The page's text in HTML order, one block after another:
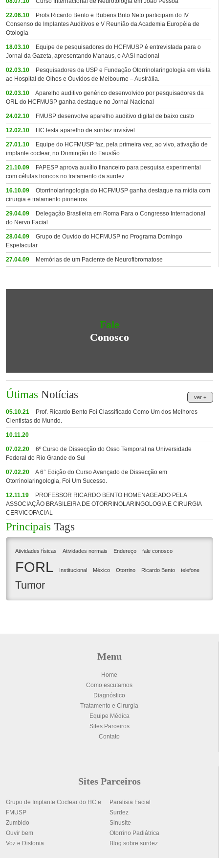
22.06.10
Profs Ricardo Bento e Rubens Brito Neto participam do IV
Consenso de Implantes Auditivos e V Reunião da Academia Européia de
Otologia
18.03.10
Equipe de pesquisadores do HCFMUSP é entrevistada para o
Jornal da Gazeta, apresentando Manaus, o AASI nacional
02.03.10
Pesquisadores da USP e Fundação Otorrinolaringologia em visita
ao Hospital de Olhos e Ouvidos de Melbourne – Austrália.
02.03.10
Aparelho auditivo genérico desenvolvido por pesquisadores da
ORL do HCFMUSP ganha destaque no Jornal Nacional
24.02.10 FMUSP desenvolve aparelho auditivo digital de baixo custo
12.02.10 HC testa aparelho de surdez invisível
27.01.10
Equipe do HCFMUSP faz, pela primeira vez, ao vivo, ativação de
implante coclear, no Domingão do Faustão
21.10.09
FAPESP aprova auxílio financeiro para pesquisa experimental
com células troncos no tratamento da surdez
16.10.09
Otorrinolaringologia do HCFMUSP ganha destaque na mídia com
cirurgia e tratamento pioneiros.
29.04.09
Delegação Brasileira em Roma Para o Congresso Internacional
do Nervo Facial
28.04.09
Grupo de Ouvido do HCFMUSP no Programa Domingo
Espetacular
27.04.09 Memórias de um Paciente de Neurofibromatose
Fale
Conosco
ver +
Útimas Notícias
05.10.21
Prof. Ricardo Bento Foi Classificado Como Um dos Melhores
Cientistas do Mundo.
10.11.20
07.02.20
6º Curso de Dissecção do Osso Temporal na Universidade
Federal do Rio Grande do Sul
07.02.20
A 6° Edição do Curso Avançado de Dissecção em
Otorrinolaringologia, Foi Um Sucesso.
12.11.19
PROFESSOR RICARDO BENTO HOMENAGEADO PELA
ASSOCIAÇÃO BRASILEIRA DE OTORRINOLARINGOLOGIA E CIRURGIA
CERVICOFACIAL
Principais Tags
Atividades físicas Atividades normais Endereço fale conosco
FORL Institucional México Otorrino Ricardo Bento telefone
Tumor
Menu
Home
Como escutamos
Diagnóstico
Tratamento e Cirurgia
Equipe Médica
Sites Parceiros
Contato
Sites Parceiros
Grupo de Implante Coclear do HC e
FMUSP
Paralisia Facial
Surdez
Zumbido
Sinusite
Ouvir bem
Otorrino Padiátrica
Voz e Disfonia
Blog sobre surdez